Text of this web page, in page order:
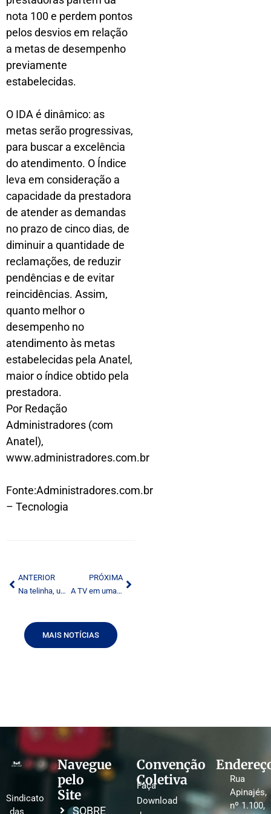
nota 100 e perdem pontos
pelos desvios em relação
a metas de desempenho
previamente
estabelecidas.
O IDA é dinâmico: as
metas serão progressivas,
para buscar a excelência
do atendimento. O Índice
leva em consideração a
capacidade da prestadora
de atender as demandas
no prazo de cinco dias, de
diminuir a quantidade de
reclamações, de reduzir
pendências e de evitar
reincidências. Assim,
quanto melhor o
desempenho no
atendimento às metas
estabelecidas pela Anatel,
maior o índice obtido pela
prestadora.
Por Redação
Administradores (com
Anatel),
www.administradores.com.br
Fonte:Administradores.com.br
– Tecnologia
ANTERIOR
Na telinha, um Brasil que dá certo
PRÓXIMA
A TV em uma nova era
MAIS NOTÍCIAS
Sindicato
das
Navegue
pelo
Site
SOBRE
Convenção
Coletiva
Faça
Download
Rua
Apinajés,
nº 1.100,